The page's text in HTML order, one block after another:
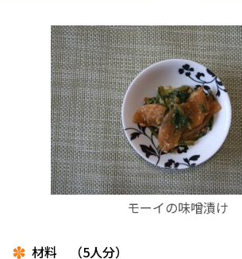
モーイの味噌漬け
材料 （5人分）
妊婦健診
お産について
親と子の結びつき支援
母乳育児